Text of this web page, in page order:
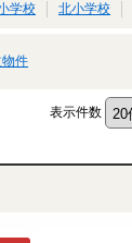
学校 北小学校
件
表示件数